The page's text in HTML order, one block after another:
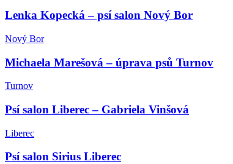
Lenka Kopecká – psí salon Nový Bor
Nový Bor
Michaela Marešová – úprava psů Turnov
Turnov
Psí salon Liberec – Gabriela Vinšová
Liberec
Psí salon Sirius Liberec